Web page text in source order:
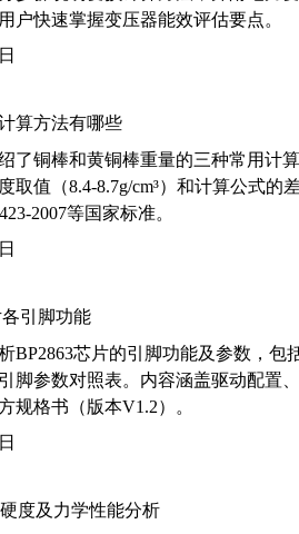
户快速掌握变压器能效评估要点。
算方法有哪些
了铜棒和黄铜棒重量的三种常用计
取值（8.4-8.7g/cm³）和计算公式
2007等国家标准。
引脚功能
BP2863芯片的引脚功能及参数，
脚参数对照表。内容涵盖驱动配置
规格书（版本V1.2）。
度及力学性能分析